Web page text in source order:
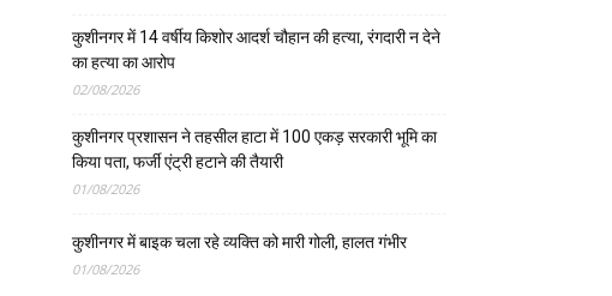
कुशीनगर में 14 वर्षीय किशोर आदर्श चौहान की हत्या, रंगदारी न देने
का हत्या का आरोप
02/08/2026
कुशीनगर प्रशासन ने तहसील हाटा में 100 एकड़ सरकारी भूमि का
किया पता, फर्जी एंट्री हटाने की तैयारी
01/08/2026
कुशीनगर में बाइक चला रहे व्यक्ति को मारी गोली, हालत गंभीर
01/08/2026